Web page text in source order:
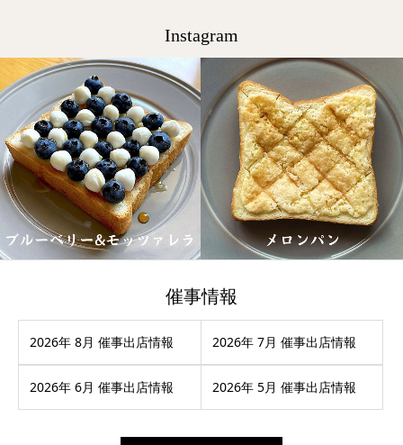
Instagram
催事情報
2026年 8月 催事出店情報 2026年 7月 催事出店情報
2026年 6月 催事出店情報 2026年 5月 催事出店情報